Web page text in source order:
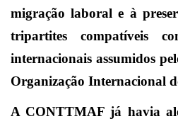
migração laboral e à
tripartites compatíveis
internacionais assumidos
Organização Internacional
A CONTTMAF já havia